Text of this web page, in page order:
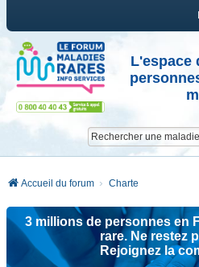
L'espace
Accueil du forum Charte
3 millions de personnes en
rare. Ne restez
Rejoignez la